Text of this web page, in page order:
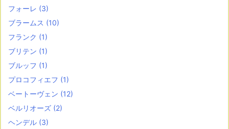
フォーレ (3)
ブラームス (10)
フランク (1)
ブリテン (1)
ブルッフ (1)
プロコフィエフ (1)
ベートーヴェン (12)
ベルリオーズ (2)
ヘンデル (3)